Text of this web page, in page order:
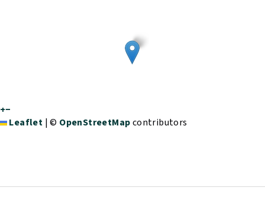
+−
Leaflet |© OpenStreetMapcontributors